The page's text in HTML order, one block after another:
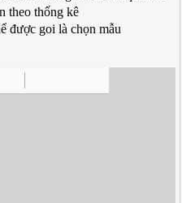
theo thống kê
được goi là chọn mẫu